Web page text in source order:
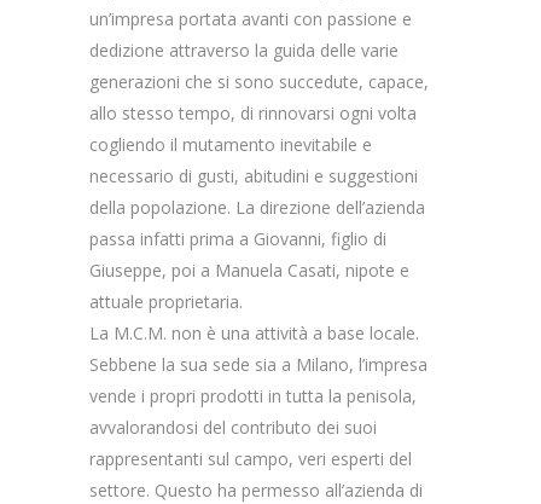
un’impresa portata avanti con passione e
dedizione attraverso la guida delle varie
generazioni che si sono succedute, capace,
allo stesso tempo, di rinnovarsi ogni volta
cogliendo il mutamento inevitabile e
necessario di gusti, abitudini e suggestioni
della popolazione. La direzione dell’azienda
passa infatti prima a Giovanni, figlio di
Giuseppe, poi a Manuela Casati, nipote e
attuale proprietaria.
La M.C.M. non è una attività a base locale.
Sebbene la sua sede sia a Milano, l’impresa
vende i propri prodotti in tutta la penisola,
avvalorandosi del contributo dei suoi
rappresentanti sul campo, veri esperti del
settore. Questo ha permesso all’azienda di